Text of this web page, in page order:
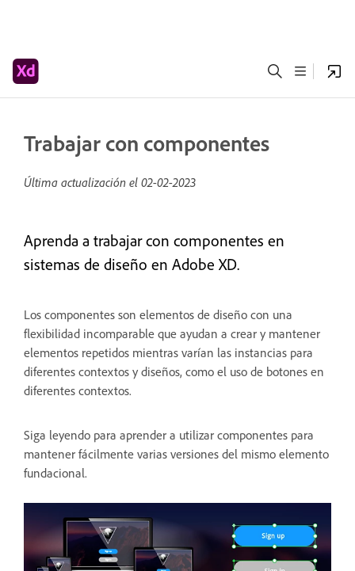
Trabajar con componentes
Última actualización el 02-02-2023
Aprenda a trabajar con componentes en
sistemas de diseño en Adobe XD.
Los componentes son elementos de diseño con una
flexibilidad incomparable que ayudan a crear y mantener
elementos repetidos mientras varían las instancias para
diferentes contextos y diseños, como el uso de botones en
diferentes contextos.
Siga leyendo para aprender a utilizar componentes para
mantener fácilmente varias versiones del mismo elemento
fundacional.